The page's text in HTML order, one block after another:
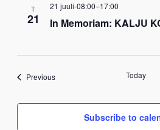
T
21 In Memoriam: KALJU
21 juuli-08:00–17:00
PreviousEvents Today
Subscribe to